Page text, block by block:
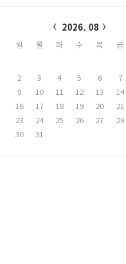
2026. 08
일 월 화 수 목 금
2
3 4 5 6 7
9
10 11 12 13 14
16
17 18 19 20 21
23
24 25 26 27 28
30
31